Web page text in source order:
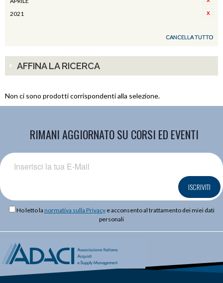
2021
CANCELLA TUTTO
AFFINA LA RICERCA
Non ci sono prodotti corrispondenti alla selezione.
RIMANI AGGIORNATO SU CORSI ED EVENTI
ISCRIVITI
Ho letto la normativa sulla Privacye acconsento al trattamento dei miei dati
personali